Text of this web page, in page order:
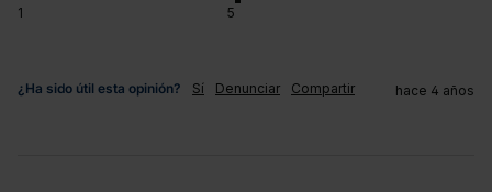
1 5
¿Ha sido útil esta opinión? Sí Denunciar Compartir hace 4 años